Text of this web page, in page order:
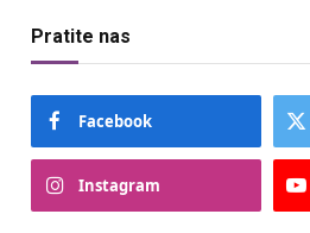
Pratite nas
Facebook
Instagram